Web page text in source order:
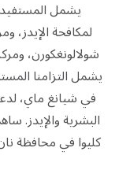
يشمل
لمكافحة الإيدز،
شولالونغكورن،
يشمل التزامنا
في شيانغ ماي،
البشرية والإيدز.
كليوا في محافظة